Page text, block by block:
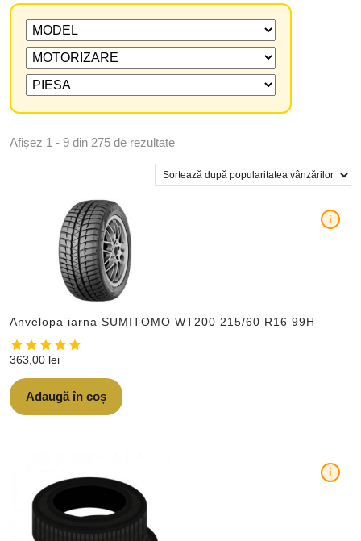
Afișez 1 - 9 din 275 de rezultate
Anvelopa iarna SUMITOMO WT200 215/60 R16 99H
i
363,00 lei
Adaugă în coș
i